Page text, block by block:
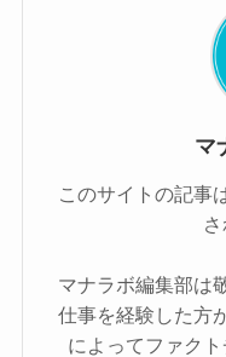
マ
このサイトの記事
マナラボ編集部は
仕事を経験した方
によってファクト